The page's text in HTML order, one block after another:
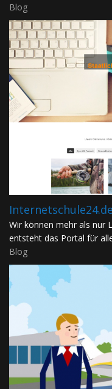
Blog
Internetschule24.de
Wir können mehr als nur
entsteht das Portal für
Blog